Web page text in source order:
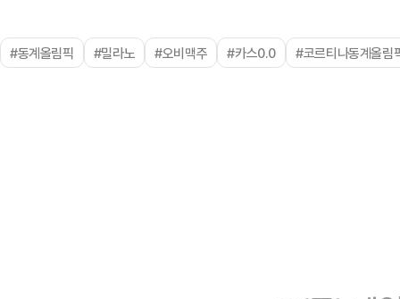
#동계올림픽 #밀라노 #오비맥주 #카스0.0 #코르티나동계올림